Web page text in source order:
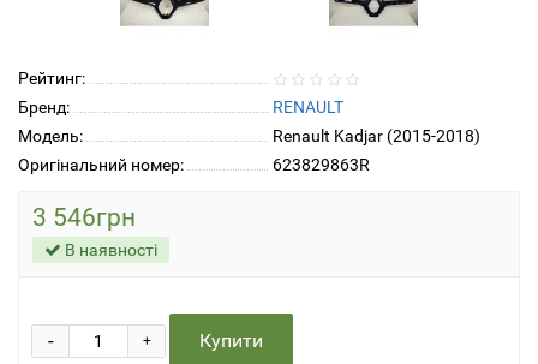
Рейтинг:
Бренд:
RENAULT
Модель:
Renault Kadjar (2015-2018)
Оригінальний номер:
623829863R
3 546грн
В наявності
+
- Купити